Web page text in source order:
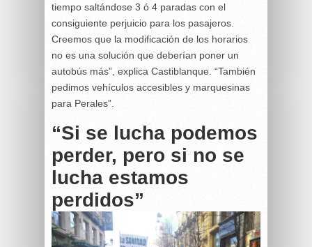
tiempo saltándose 3 ó 4 paradas con el
consiguiente perjuicio para los pasajeros.
Creemos que la modificación de los horarios
no es una solución que deberían poner un
autobús más”, explica Castiblanque. “También
pedimos vehículos accesibles y marquesinas
para Perales”.
“Si se lucha podemos
perder, pero si no se
lucha estamos
perdidos”